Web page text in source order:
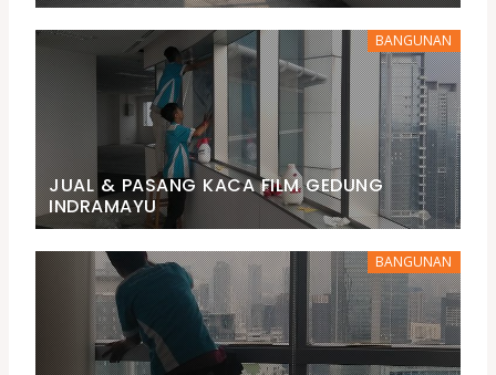
BANGUNAN
JUAL & PASANG KACA FILM GEDUNG
INDRAMAYU
BANGUNAN